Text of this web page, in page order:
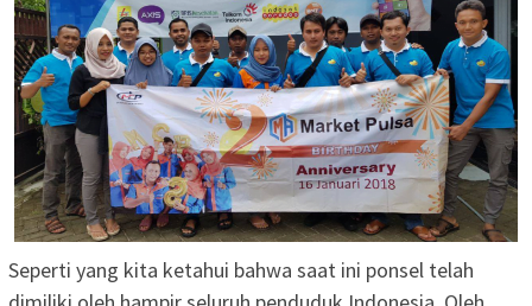
Seperti yang kita ketahui bahwa saat ini ponsel telah